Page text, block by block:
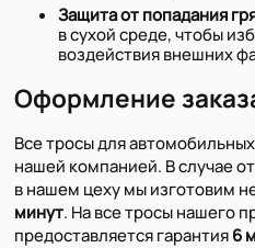
Защита от попадания
в сухой среде, чтобы
воздействия внешних
Оформление
Все тросы для
нашей компанией. В случае
в нашем цеху мы изготовим
минут. На все тросы нашего
предоставляется гарантия6